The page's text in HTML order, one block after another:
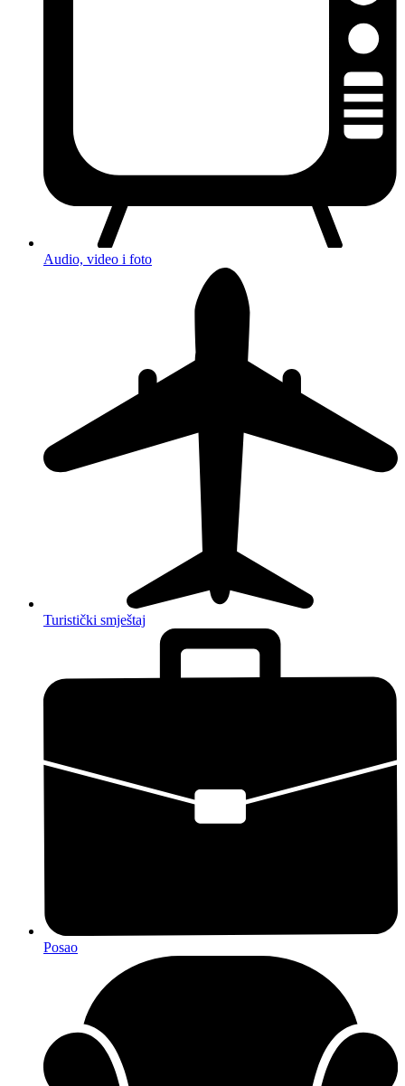
Audio, video i foto
Turistički smještaj
Posao